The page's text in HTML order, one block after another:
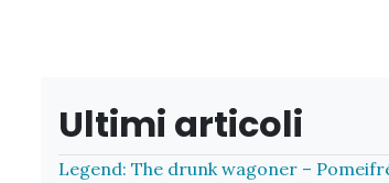
Ultimi articoli
Legend: The drunk wagoner –